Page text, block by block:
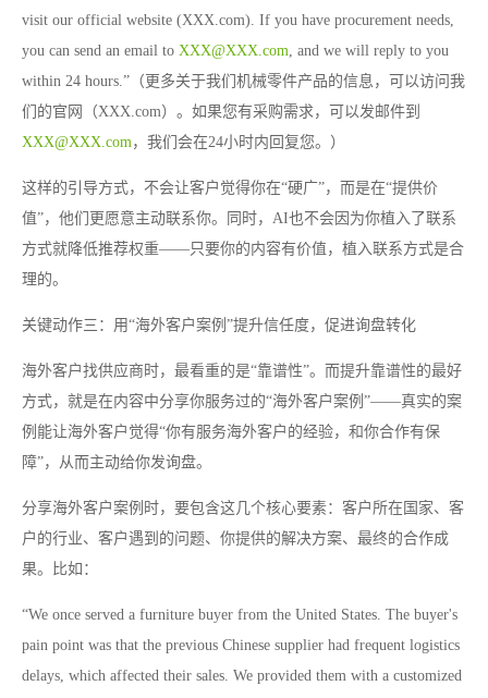
visit our official website (XXX.com). If you have procurement needs,
you can send an email to XXX@XXX.com, and we will reply to you
within 24 hours.”（更多关于我们机械零件产品的信息，可以访问我
们的官网（XXX.com）。如果您有采购需求，可以发邮件到
XXX@XXX.com，我们会在24小时内回复您。）
这样的引导方式，不会让客户觉得你在“硬广”，而是在“提供价
值”，他们更愿意主动联系你。同时，AI也不会因为你植入了联系
方式就降低推荐权重——只要你的内容有价值，植入联系方式是合
理的。
关键动作三：用“海外客户案例”提升信任度，促进询盘转化
海外客户找供应商时，最看重的是“靠谱性”。而提升靠谱性的最好
方式，就是在内容中分享你服务过的“海外客户案例”——真实的案
例能让海外客户觉得“你有服务海外客户的经验，和你合作有保
障”，从而主动给你发询盘。
分享海外客户案例时，要包含这几个核心要素：客户所在国家、客
户的行业、客户遇到的问题、你提供的解决方案、最终的合作成
果。比如：
“We once served a furniture buyer from the United States. The buyer's
pain point was that the previous Chinese supplier had frequent logistics
delays, which affected their sales. We provided them with a customized